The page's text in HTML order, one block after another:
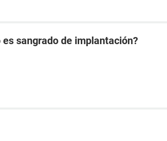
sangrado de implantación?